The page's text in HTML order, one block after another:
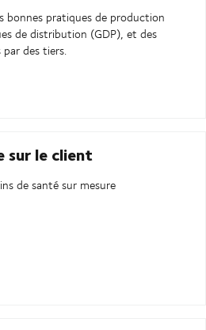
bonnes pratiques de production
de distribution (GDP), et des
des tiers.
sur le client
de santé sur mesure